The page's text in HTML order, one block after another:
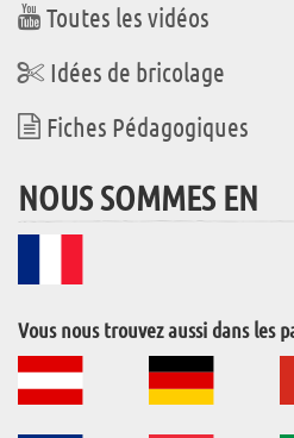
Toutes les vidéos
Idées de bricolage
Fiches Pédagogiques
NOUS SOMMES EN
Vous nous trouvez aussi dans les